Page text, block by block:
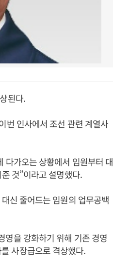
된다.
번 인사에서 조선 관련 계열사
다가오는 상황에서 임원부터 대
것”이라고 설명했다.
신 줄어드는 임원의 업무공백
영을 강화하기 위해 기존 경영
사장급으로 격상했다.